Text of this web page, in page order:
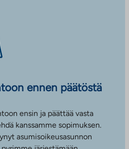
ennen päätöstä
ensin ja päättää vasta
kanssamme sopimuksen.
asumisoikeusasunnon